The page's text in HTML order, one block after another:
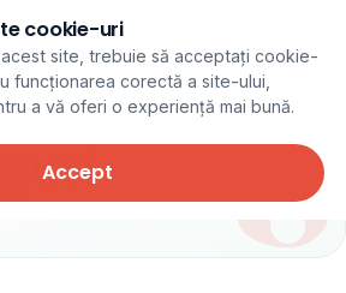
Programare online
cookie-uri
site, trebuie să acceptați cookie-
funcționarea corectă a site-ului,
a vă oferi o experiență mai bună.
Accept